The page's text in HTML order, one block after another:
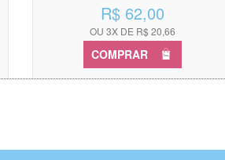
R$ 62,00
OU 3X DE R$ 20,66
COMPRAR